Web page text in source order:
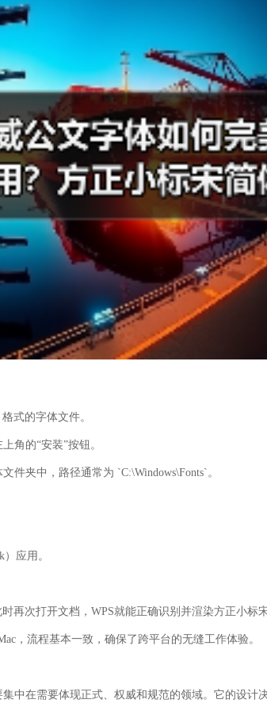
式的字体文件。
角的“安装”按钮。
件夹中，路径通常为 `C:\Windows\Fonts`。
应用。
时再次打开文档，WPS就能正确识别并渲染方正小标
，流程基本一致，确保了跨平台的无缝工作体验。
中在需要体现正式、权威和规范的领域。它的设计